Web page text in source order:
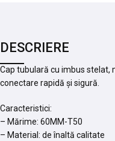
DESCRIERE
Cap tubulară cu imbus
conectare rapidă și sigură.
Caracteristici:
– Mărime: 60MM-T50
– Material: de înaltă calitate